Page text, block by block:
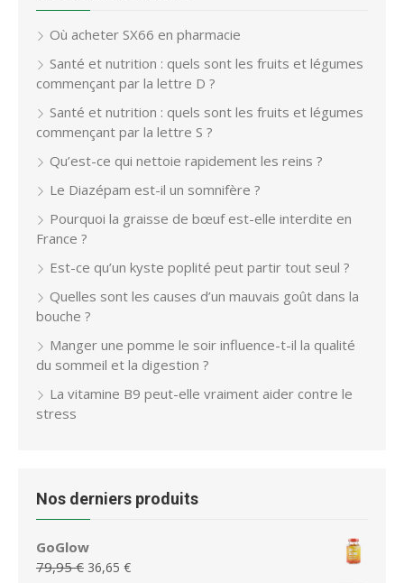
Où acheter SX66 en pharmacie
Santé et nutrition : quels sont les fruits et légumes
commençant par la lettre D ?
Santé et nutrition : quels sont les fruits et légumes
commençant par la lettre S ?
Qu’est-ce qui nettoie rapidement les reins ?
Le Diazépam est-il un somnifère ?
Pourquoi la graisse de bœuf est-elle interdite en
France ?
Est-ce qu’un kyste poplité peut partir tout seul ?
Quelles sont les causes d’un mauvais goût dans la
bouche ?
Manger une pomme le soir influence-t-il la qualité
du sommeil et la digestion ?
La vitamine B9 peut-elle vraiment aider contre le
stress
Nos derniers produits
GoGlow
79,95€ Le
36,65 €Le